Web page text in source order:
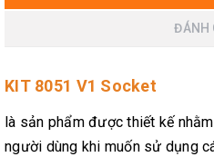
ĐÁNH
KIT 8051 V1 Socket
là sản phẩm được thiết kế
người dùng khi muốn sử dụng